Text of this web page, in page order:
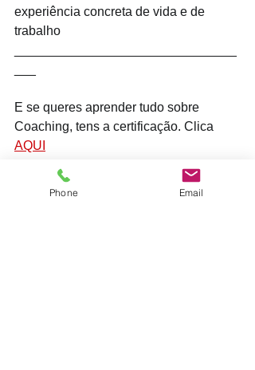
experiência concreta de vida e de
trabalho
E se queres aprender tudo sobre
Coaching, tens a certificação. Clica
AQUI
Phone Email